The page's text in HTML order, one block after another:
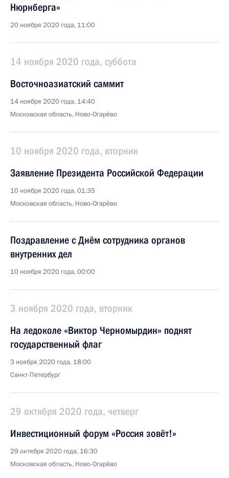
Нюрнберга»
20 ноября 2020 года, 11:00
14 ноября 2020 года, суббота
Восточноазиатский саммит
14 ноября 2020 года, 14:40
Московская область, Ново-Огарёво
10 ноября 2020 года, вторник
Заявление Президента Российской Федерации
10 ноября 2020 года, 01:35
Московская область, Ново-Огарёво
Поздравление с Днём сотрудника органов
внутренних дел
10 ноября 2020 года, 00:00
3 ноября 2020 года, вторник
На ледоколе «Виктор Черномырдин» поднят
государственный флаг
3 ноября 2020 года, 18:00
Санкт-Петербург
29 октября 2020 года, четверг
Инвестиционный форум «Россия зовёт!»
29 октября 2020 года, 16:30
Московская область, Ново-Огарёво